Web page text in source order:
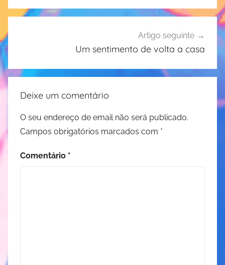
Artigo seguinte
Um sentimento de volta a casa
Deixe um comentário
O seu endereço de email não será publicado.
Campos obrigatórios marcados com *
Comentário *